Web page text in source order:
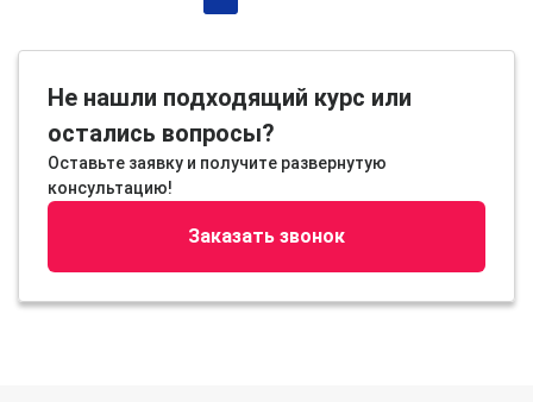
Не нашли подходящий курс или
остались вопросы?
Оставьте заявку и получите развернутую
консультацию!
Заказать звонок